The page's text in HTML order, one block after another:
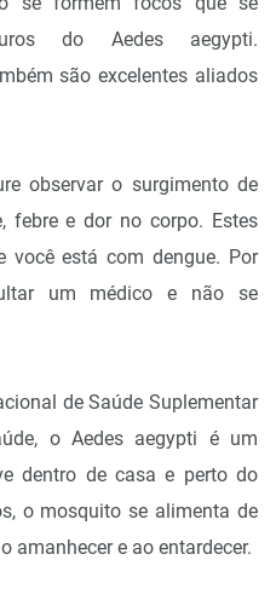
do Aedes aegypti.
são excelentes aliados
observar o surgimento de
febre e dor no corpo. Estes
você está com dengue. Por
um médico e não se
de Saúde Suplementar
o Aedes aegypti é um
dentro de casa e perto do
o mosquito se alimenta de
amanhecer e ao entardecer.